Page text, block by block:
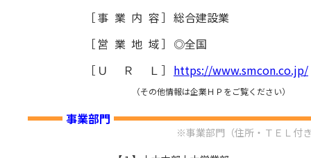
［事業内容］ 総合建設業
［ 営業地域］ ◎全国
［ ＵＲＬ ］ https://www.smcon.co.jp/
（その他情報は企業ＨＰをご覧ください）
事業部門
※事業部門（住所・ＴＥＬ付